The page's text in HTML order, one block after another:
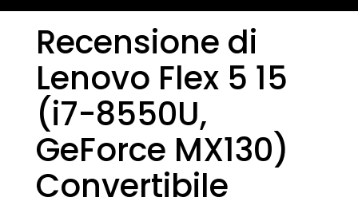
Recensione di
Lenovo Flex 5 15
(i7-8550U,
GeForce MX130)
Convertibile